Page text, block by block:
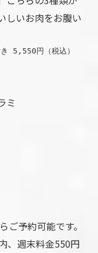
しいお肉をお腹い
5,550円（税込）
ミ
予約可能です。
、週末料金550円